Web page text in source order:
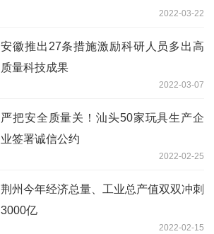
2022-03-22
安徽推出27条措施激励科研人员多出高
质量科技成果
2022-03-07
严把安全质量关！汕头50家玩具生产企
业签署诚信公约
2022-02-25
荆州今年经济总量、工业总产值双双冲刺
3000亿
2022-02-15